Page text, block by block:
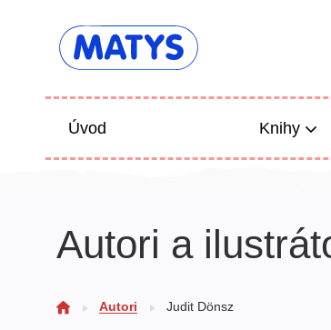
Úvod Knihy
Autori a
Autori Judit Dönsz